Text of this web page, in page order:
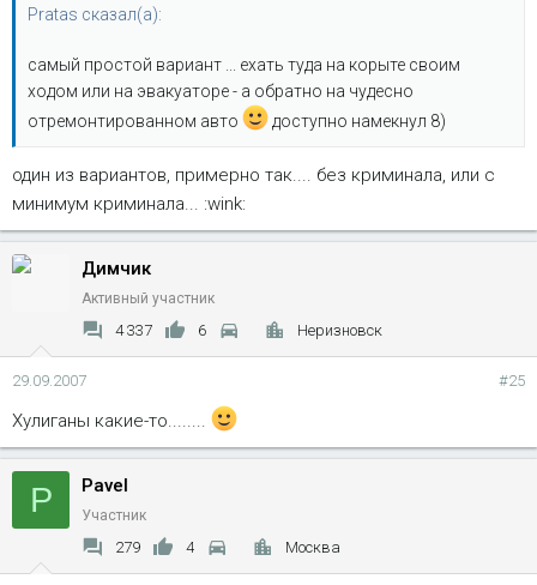
Pratas сказал(а):
самый простой вариант ... ехать туда на корыте своим
ходом или на эвакуаторе - а обратно на чудесно
отремонтированном авто
доступно намекнул 8)
один из вариантов, примерно так.... без криминала, или с
минимум криминала... :wink:
Димчик
Активный участник
4 337 6 Неризновск
29.09.2007 #25
Хулиганы какие-то........
P Pavel
Участник
279 4 Москва